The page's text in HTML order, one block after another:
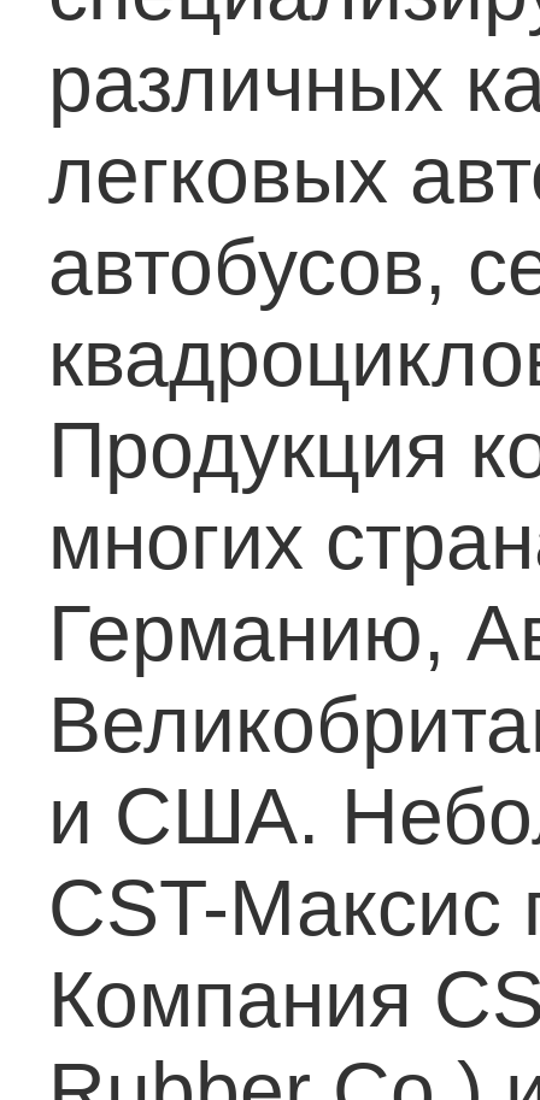
различных
легковых
автобусов,
Продукция
многих
Германию,
и США.
CST-Максис
Компания